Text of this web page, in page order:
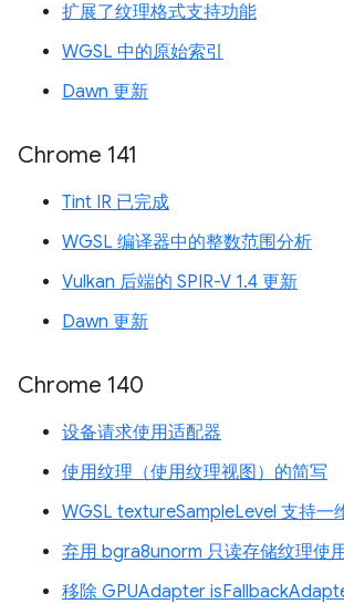
扩展了纹理格式支持功能
WGSL 中的原始索引
Dawn 更新
Chrome 141
Tint IR 已完成
WGSL 编译器中的整数范围分析
Vulkan 后端的 SPIR-V 1.4 更新
Dawn 更新
Chrome 140
设备请求使用适配器
使用纹理（使用纹理视图）的简写
WGSL textureSampleLevel 支持一
弃用 bgra8unorm 只读存储纹理使
移除 GPUAdapter